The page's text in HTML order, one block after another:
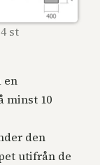
st
en
minst 10
den
utifrån de